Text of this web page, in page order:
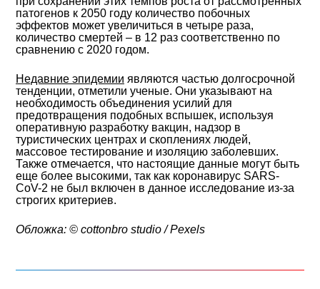
патогенов к 2050 году количество побочных
эффектов может увеличиться в четыре раза,
количество смертей – в 12 раз соответственно по
сравнению с 2020 годом.
Недавние эпидемии являются частью долгосрочной
тенденции, отметили ученые. Они указывают на
необходимость объединения усилий для
предотвращения подобных вспышек, используя
оперативную разработку вакцин, надзор в
туристических центрах и скоплениях людей,
массовое тестирование и изоляцию заболевших.
Также отмечается, что настоящие данные могут быть
еще более высокими, так как коронавирус SARS-
CoV-2 не был включен в данное исследование из-за
строгих критериев.
Обложка: © cottonbro studio / Pexels